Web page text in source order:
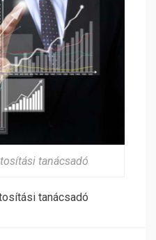
tanácsadó
tanácsadó